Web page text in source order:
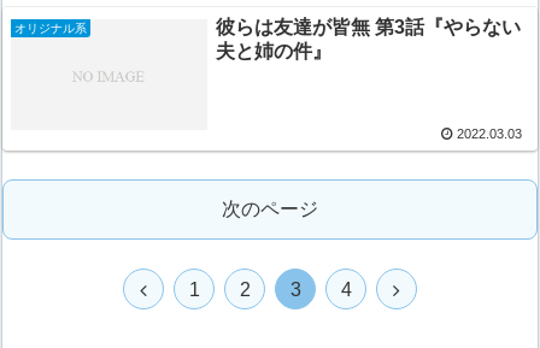
オリジナル系
彼らは友達が皆無 第3話『やらない
夫と姉の件』
2022.03.03
次のページ
1 2 3 4